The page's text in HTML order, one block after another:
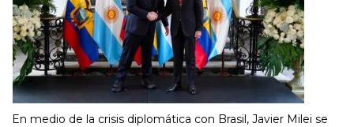
En medio de la crisis diplomática con Brasil, Javier Milei se